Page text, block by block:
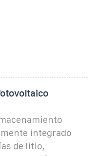
integrado
de litio,